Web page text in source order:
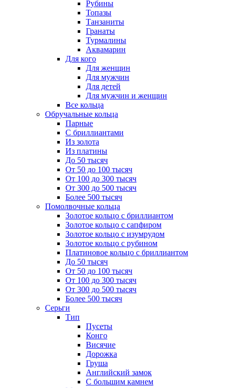
Рубины
Топазы
Танзаниты
Гранаты
Турмалины
Аквамарин
Для кого
Для женщин
Для мужчин
Для детей
Для мужчин и женщин
Все кольца
Обручальные кольца
Парные
С бриллиантами
Из золота
Из платины
До 50 тысяч
От 50 до 100 тысяч
От 100 до 300 тысяч
От 300 до 500 тысяч
Более 500 тысяч
Помолвочные кольца
Золотое кольцо с бриллиантом
Золотое кольцо с сапфиром
Золотое кольцо с изумрудом
Золотое кольцо с рубином
Платиновое кольцо с бриллиантом
До 50 тысяч
От 50 до 100 тысяч
От 100 до 300 тысяч
От 300 до 500 тысяч
Более 500 тысяч
Серьги
Тип
Пусеты
Конго
Висячие
Дорожка
Груша
Английский замок
С большим камнем